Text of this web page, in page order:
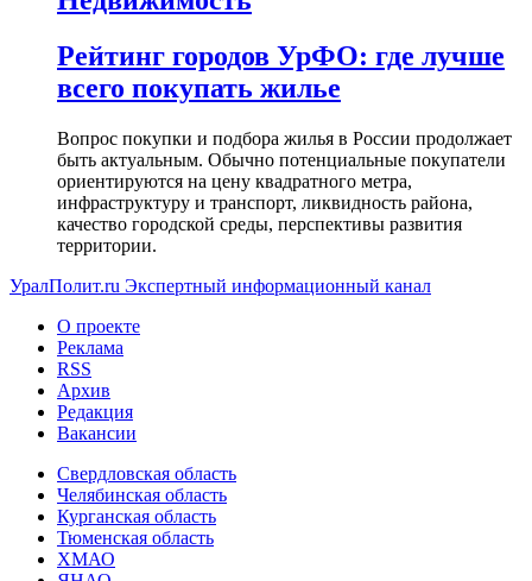
Рейтинг городов УрФО: где лучше
всего покупать жилье
Вопрос покупки и подбора жилья в России продолжает
быть актуальным. Обычно потенциальные покупатели
ориентируются на цену квадратного метра,
инфраструктуру и транспорт, ликвидность района,
качество городской среды, перспективы развития
территории.
УралПолит.ru Экспертный информационный канал
О проекте
Реклама
RSS
Архив
Редакция
Вакансии
Свердловская область
Челябинская область
Курганская область
Тюменская область
ХМАО